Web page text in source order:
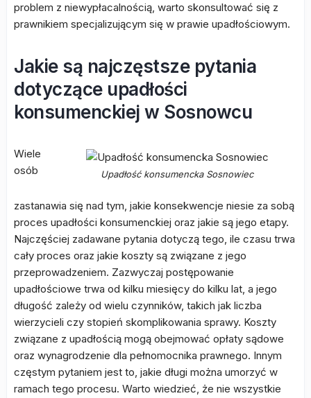
problem z niewypłacalnością, warto skonsultować się z
prawnikiem specjalizującym się w prawie upadłościowym.
Jakie są najczęstsze pytania
dotyczące upadłości
konsumenckiej w Sosnowcu
Upadłość konsumencka Sosnowiec
Wiele
osób
zastanawia się nad tym, jakie konsekwencje niesie za sobą
proces upadłości konsumenckiej oraz jakie są jego etapy.
Najczęściej zadawane pytania dotyczą tego, ile czasu trwa
cały proces oraz jakie koszty są związane z jego
przeprowadzeniem. Zazwyczaj postępowanie
upadłościowe trwa od kilku miesięcy do kilku lat, a jego
długość zależy od wielu czynników, takich jak liczba
wierzycieli czy stopień skomplikowania sprawy. Koszty
związane z upadłością mogą obejmować opłaty sądowe
oraz wynagrodzenie dla pełnomocnika prawnego. Innym
częstym pytaniem jest to, jakie długi można umorzyć w
ramach tego procesu. Warto wiedzieć, że nie wszystkie